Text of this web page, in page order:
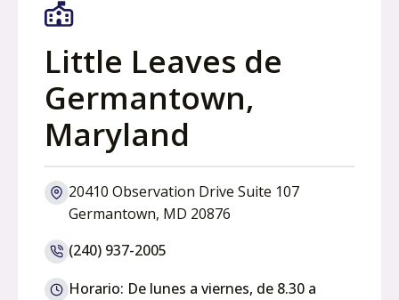
Little Leaves de
Germantown,
Maryland
20410 Observation Drive Suite 107
Germantown, MD 20876
(240) 937-2005
Horario: De lunes a viernes, de 8.30 a